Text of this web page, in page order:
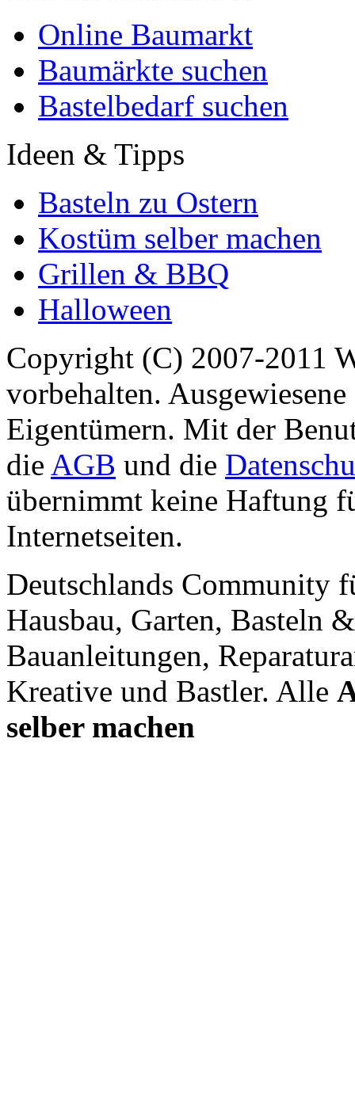
Online Baumarkt
Baumärkte suchen
Bastelbedarf suchen
Ideen & Tipps
Basteln zu Ostern
Kostüm selber machen
Grillen & BBQ
Halloween
Copyright (C) 2007-2011
vorbehalten.
Eigentümern. Mit der
die AGB und die
übernimmt keine Haftung
Internetseiten.
Deutschlands Community
Hausbau, Garten, Basteln
Bauanleitungen,
Kreative und Bastler. Alle
selber machen